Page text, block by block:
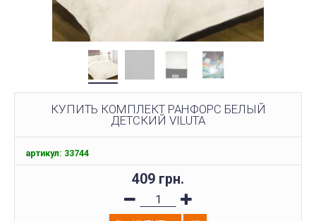
КУПИТЬ КОМПЛЕКТ РАНФОРС БЕЛЫЙ
ДЕТСКИЙ VILUTA
артикул: 33744
409 грн.